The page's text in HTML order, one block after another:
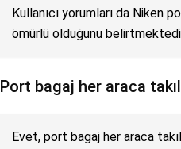
Kullanıcı yorumları da Niken
ömürlü olduğunu
Port bagaj her araca
Evet, port bagaj her araca